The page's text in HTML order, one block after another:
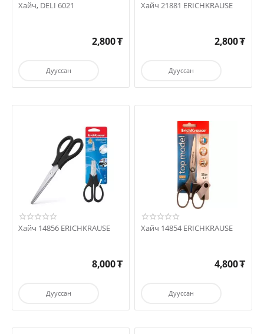
Хайч, DELI 6021
2,800₮
Дууссан
Хайч 21881 ERICHKRAUSE
2,800₮
Дууссан
Хайч 14856 ERICHKRAUSE
8,000₮
Дууссан
Хайч 14854 ERICHKRAUSE
4,800₮
Дууссан